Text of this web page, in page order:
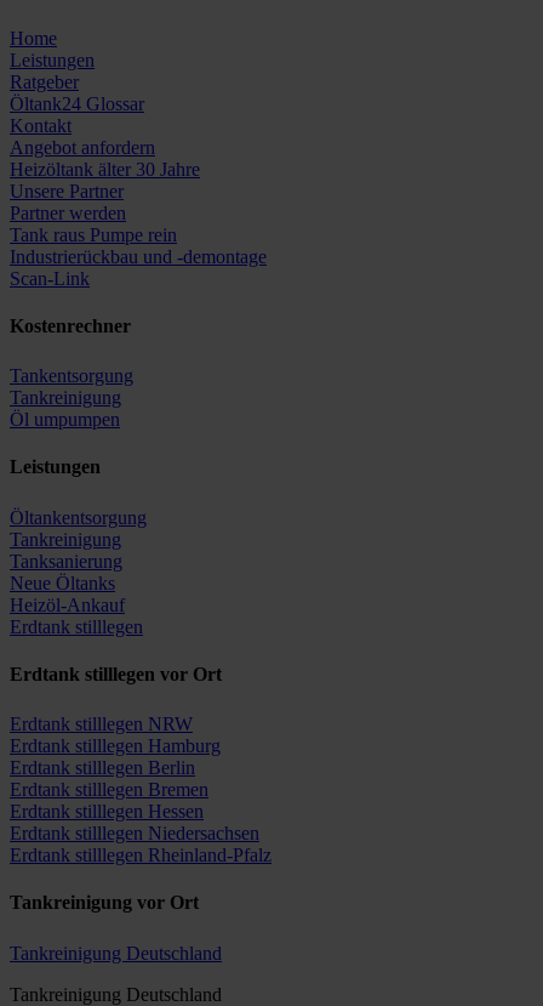
Home
Leistungen
Ratgeber
Öltank24 Glossar
Kontakt
Angebot anfordern
Heizöltank älter 30 Jahre
Unsere Partner
Partner werden
Tank raus Pumpe rein
Industrierückbau und -demontage
Scan-Link
Kostenrechner
Tankentsorgung
Tankreinigung
Öl umpumpen
Leistungen
Öltankentsorgung
Tankreinigung
Tanksanierung
Neue Öltanks
Heizöl-Ankauf
Erdtank stilllegen
Erdtank stilllegen vor Ort
Erdtank stilllegen NRW
Erdtank stilllegen Hamburg
Erdtank stilllegen Berlin
Erdtank stilllegen Bremen
Erdtank stilllegen Hessen
Erdtank stilllegen Niedersachsen
Erdtank stilllegen Rheinland-Pfalz
Tankreinigung vor Ort
Tankreinigung Deutschland
Tankreinigung Deutschland